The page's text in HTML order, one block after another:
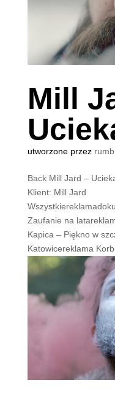
Mill
utworzone przez
Back Mill Jard –
Klient: Mill Jard
Zaufanie na
Kapica – Piękno w
Katowicereklama